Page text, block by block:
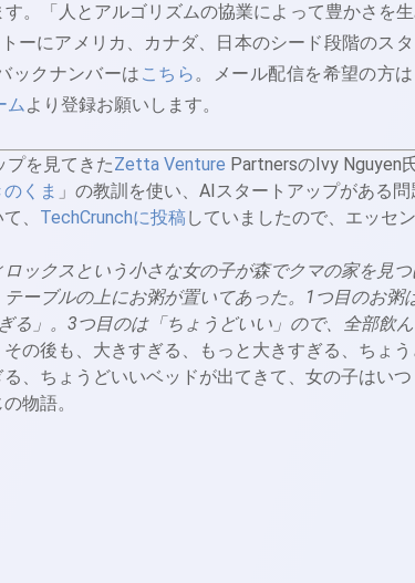
。「人とアルゴリズムの協業によって豊かさを
ーにアメリカ、カナダ、日本のシード段階のス
ックナンバーは こちら。メール配信を希望の方
ムより登録お願いします。
プを見てきたZetta Venture PartnersのIvy Nguyen
のくま 」の教訓を使い、AIスタートアップがある問
、 TechCrunchに投稿していましたので、エッセ
ロックスという小さな女の子が森でクマの家を見
ーブルの上にお粥が置いてあった。1つ目のお粥
る」。3つ目のは「ちょうどいい」ので、全部飲ん
その後も、大きすぎる、もっと大きすぎる、ちょ
、ちょうどいいベッドが出てきて、女の子はい
物語。